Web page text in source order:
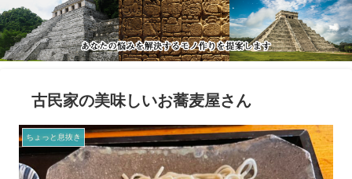
古民家の美味しいお蕎麦屋さん
ちょっと息抜き